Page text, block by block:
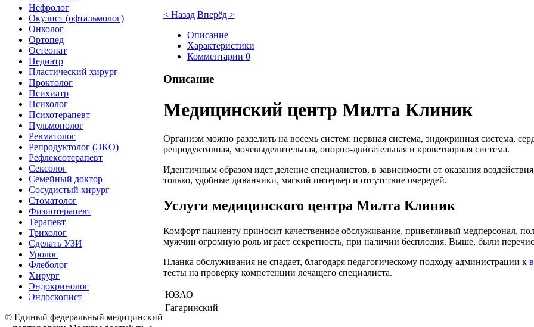
< Назад Вперёд >
Описание
Характеристики
Комментарии 0
Описание
Медицинский центр Милта Клиник
Организм можно разделить на восемь систем: нервная система, эндокринная система,
репродуктивная, мочевыделительная, опорно-двигательная и кроветворная система.
Идентичным образом идёт деление специалистов, в зависимости от оказания
только, удобные диванчики, мягкий интерьер и отсутствие очередей.
Услуги медицинского центра Милта Клиник
Комфорт пациенту приносит качественное обслуживание, приветливый медперсонал,
мужчин огромную роль играет секретность, при наличии бесплодия. Выше, были
Планка обслуживания не спадает, благодаря педагогическому подходу администрации к
тесты на проверку компетенции лечащего специалиста.
ЮЗАО
Гагаринский
Нефролог
Окулист (офтальмолог)
Онколог
Ортопед
Остеопат
Педиатр
Пластический хирург
Проктолог
Психиатр
Психолог
Психотерапевт
Пульмонолог
Ревматолог
Репродуктолог (ЭКО)
Рефлексотерапевт
Сексолог
Семейный доктор
Сосудистый хирург
Стоматолог
Физиотерапевт
Терапевт
Трихолог
Сделать УЗИ
Уролог
Флеболог
Хирург
Эндокринолог
Эндоскопист
©Единый федеральный медицинский